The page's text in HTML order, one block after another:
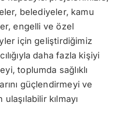
belediyeler, kamu
engelli ve özel
için geliştirdiğimiz
daha fazla kişiyi
toplumda sağlıklı
güçlendirmeyi ve
kılmayı